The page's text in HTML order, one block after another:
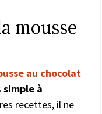
mousse
au chocolat
simple à
recettes, il ne